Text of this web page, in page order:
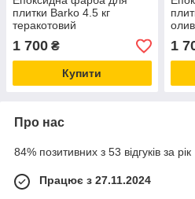
плитки Barko 4.5 кг
теракотовий
1 700 ₴
Купити
1
Про нас
84% позитивних з 53 відгуків за рік
Працює з 27.11.2024